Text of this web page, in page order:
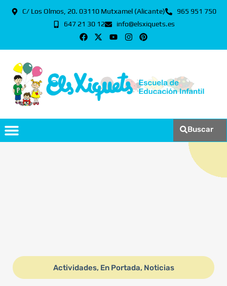
C/ Los Olmos, 20. 03110 Mutxamel (Alicante)
965 951 750
647 21 30 12
info@elsxiquets.es
Buscar
Actividades, En Portada, Noticias